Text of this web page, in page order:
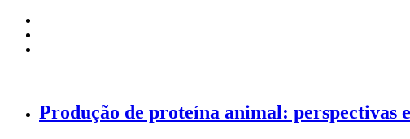
Produção de proteína animal: perspectivas